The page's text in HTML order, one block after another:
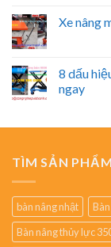
Xe nâng
8 dấu
ngay
TÌM SẢN
bàn nâng nhật
Bàn nâng thủy lực